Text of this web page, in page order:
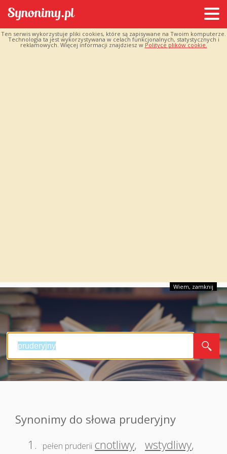
Ten serwis wykorzystuje pliki cookies, które są zapisywane na Twoim komputerze.
Technologia ta jest wykorzystywana w celach funkcjonalnych, statystycznych i
reklamowych. Więcej informacji znajdziesz w Polityce plików cookie.
Wiem, zamknij
Synonimy do słowa pruderyjny
1.
pełen pruderii cnotliwy, wstydliwy,